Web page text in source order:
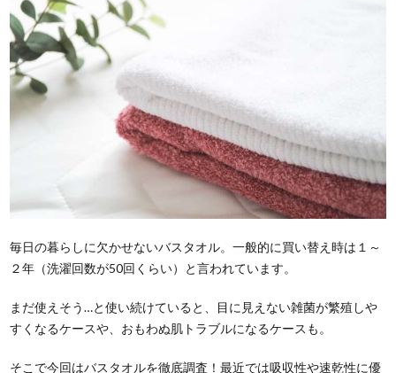
毎日の暮らしに欠かせないバスタオル。一般的に買い替え時は１～
２年（洗濯回数が50回くらい）と言われています。
まだ使えそう…と使い続けていると、目に見えない雑菌が繁殖しや
すくなるケースや、おもわぬ肌トラブルになるケースも。
そこで今回はバスタオルを徹底調査！最近では吸収性や速乾性に優